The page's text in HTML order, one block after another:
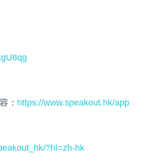
： https://www.speakout.hk/app
?hl=zh-hk